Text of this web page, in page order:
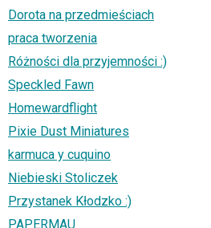
Dorota na przedmieściach
praca tworzenia
Różności dla przyjemności :)
Speckled Fawn
Homewardflight
Pixie Dust Miniatures
karmuca y cuquino
Niebieski Stoliczek
Przystanek Kłodzko :)
PAPERMAU